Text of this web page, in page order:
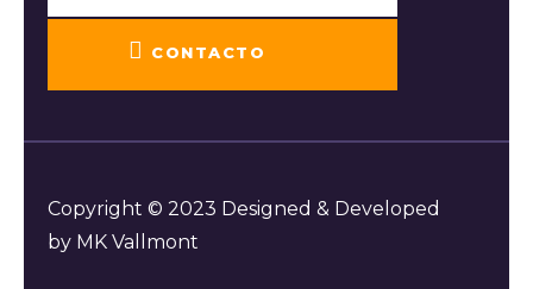
CONTACTO
Copyright © 2023 Designed & Developed
by MK Vallmont